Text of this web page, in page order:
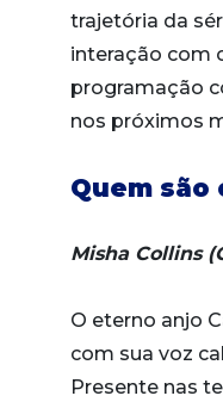
trajetória da
interação com
programação
nos próximos
Quem são
Misha Collins
O eterno anjo
com sua voz
Presente nas